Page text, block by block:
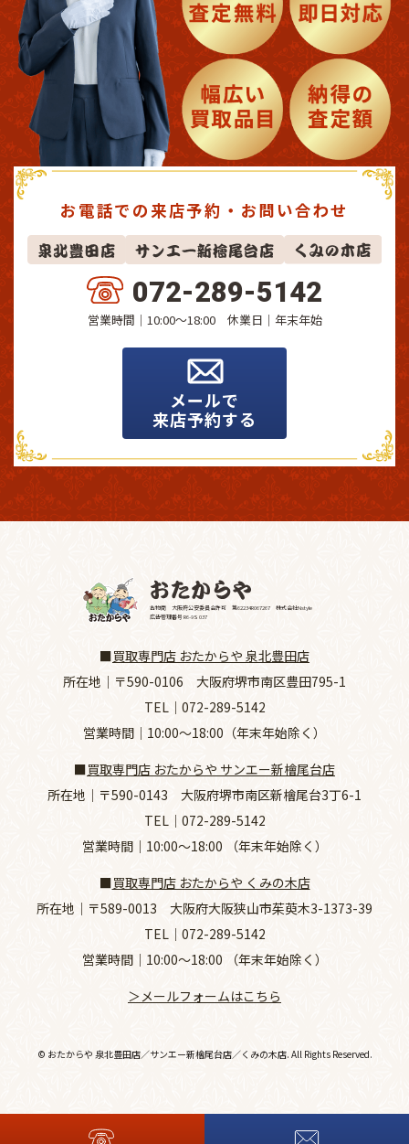
お電話での来店予約・お問い合わせ
072-289-5142
営業時間｜10:00～18:00 休業日｜ 年末年始
メールで
来店予約する
古物商 大阪府公安委員会許可 第62234R067267 株式会社Nstyle
広告管理番号 R6-9S 037
■買取専門店 おたからや 泉北豊田店
所在地｜ 〒590-0106 大阪府堺市南区豊田795-1
TEL｜ 072-289-5142
営業時間｜10:00～18:00（年末年始除く）
■買取専門店 おたからや サンエー新檜尾台店
所在地｜ 〒590-0143 大阪府堺市南区新檜尾台3丁6-1
TEL｜ 072-289-5142
営業時間｜10:00～18:00 （年末年始除く）
■買取専門店 おたからや くみの木店
所在地｜ 〒589-0013 大阪府大阪狭山市茱萸木3-1373-39
TEL｜ 072-289-5142
営業時間｜10:00～18:00 （年末年始除く）
＞メールフォームはこちら
© おたからや 泉北豊田店／サンエー新檜尾台店／くみの木店. All Rights Reserved.